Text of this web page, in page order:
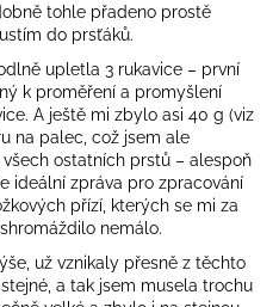
tohle přadeno prostě
do prsťáků.
upletla 3 rukavice – první
k proměření a promyšlení
A ještě mi zbylo asi 40 g (viz
na palec, což jsem ale
ostatních prstů – alespoň
ideální zpráva pro zpracování
přízí, kterých se mi za
nemálo.
už vznikaly přesně z těchto
a tak jsem musela trochu